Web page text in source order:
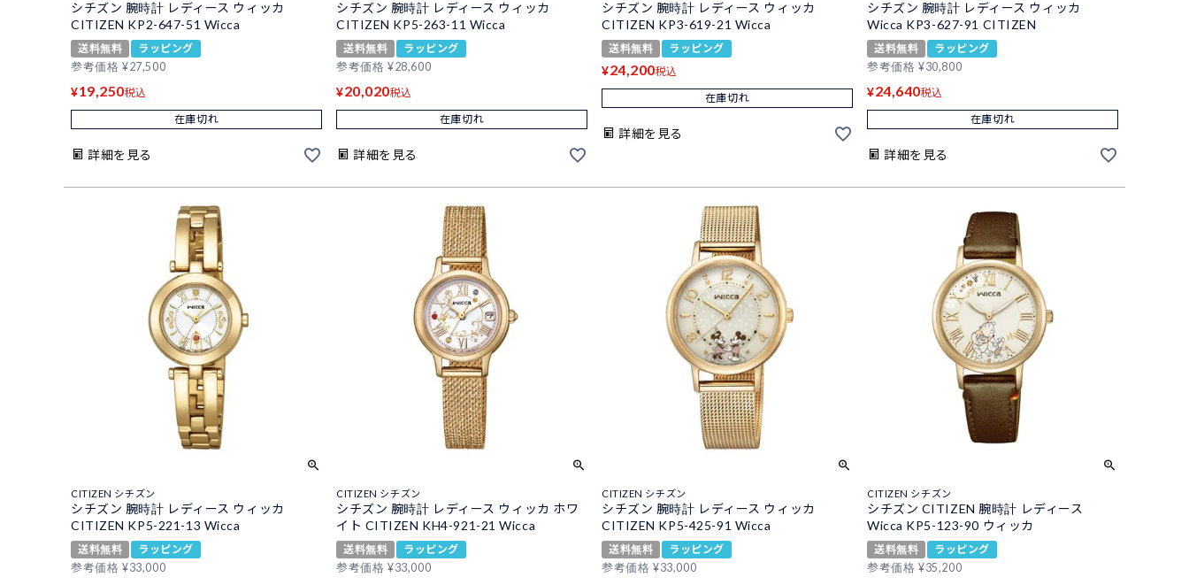
シチズン 腕時計 レディース ウィッカ
CITIZEN KP2-647-51 Wicca
送料無料
ラッピング
参考価格 ¥27,500
¥19,250税込
在庫切れ
詳細を見る
シチズン 腕時計 レディース ウィッカ
CITIZEN KP5-263-11 Wicca
送料無料
ラッピング
参考価格 ¥28,600
¥20,020税込
在庫切れ
詳細を見る
シチズン 腕時計 レディース ウィッカ
CITIZEN KP3-619-21 Wicca
送料無料 ラッピング
¥24,200税込
在庫切れ
詳細を見る
シチズン 腕時計 レディース ウィッカ
Wicca KP3-627-91 CITIZEN
送料無料
ラッピング
参考価格 ¥30,800
¥24,640税込
在庫切れ
詳細を見る
CITIZEN シチズン
シチズン 腕時計 レディース ウィッカ
CITIZEN KP5-221-13 Wicca
送料無料
ラッピング
参考価格 ¥33,000
CITIZEN シチズン
シチズン 腕時計 レディース ウィッカ ホワ
イト CITIZEN KH4-921-21 Wicca
送料無料
ラッピング
参考価格 ¥33,000
CITIZEN シチズン
シチズン 腕時計 レディース ウィッカ
CITIZEN KP5-425-91 Wicca
送料無料
ラッピング
参考価格 ¥33,000
CITIZEN シチズン
シチズン CITIZEN 腕時計 レディース
Wicca KP5-123-90 ウィッカ
送料無料
ラッピング
参考価格 ¥35,200